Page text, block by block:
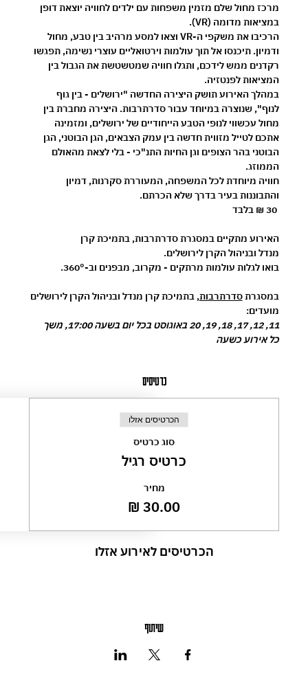
מרכז מחול שלם מזמין משפחות עם ילדים לחוויה יוצאת דופן
במציאות מדומה (VR).
הרכיבו את משקפי ה-VR וצאו למסע מרהיב בין טבע, מחול
ודמיון. תיכנסו אל תוך עולמות וירטואליים עוצרי נשימה, תפגשו
רקדנים ממש לידכם, ותגלו חוויה שמטשטשת את הגבול בין
המציאות לפנטזיה.
במהלך האירוע תושק היצירה החדשה "ירושלים - בין גוף
לנוף", שנוצרה במיוחד עבור סדרתרבות. היצירה מחברת בין
מחול עכשווי לנופי הטבע הייחודיים של ירושלים, ומזמינה
אתכם לטייל מזווית חדשה בין עמק הצבאים, הגן הבוטני, הגן
הבוטני בהר הצופים וגן החיות התנ"כי - בלי לצאת מהאולם
הממוזג.
חוויה מיוחדת לכל המשפחה, המעוררת סקרנות, דמיון
והתבוננות בעיר בדרך שלא הכרתם.
30 ₪ בלבד
האירוע מתקיים במסגרת סדרתרבות, בתמיכת קרן
מנדל ובניהול הקרן לירושלים.
בואו לגלות עולמות מרתקים - מקרוב, מבפנים וב-360°.
במסגרת סדרתרבות, בתמיכת קרן מנדל ובניהול הקרן לירושלים
מועדים:
11, 12, 17, 18, 19, 20 באוגוסט בכל יום בשעה 17:00, משך
כל אירוע כשעה
כרטיסים
הכרטיסים אזלו
סוג כרטיס
כרטיס רגיל
מחיר
הכרטיסים לאירוע אזלו
שיתוף